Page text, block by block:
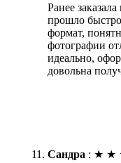
Ранее
прошло
формат,
фотографии
идеально,
довольна
Сандра : ★ ★